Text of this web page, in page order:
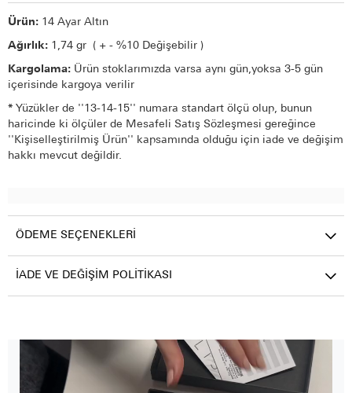
Ürün: 14 Ayar Altın
Ağırlık: 1,74 gr ( + - %10 Değişebilir )
Kargolama: Ürün stoklarımızda varsa aynı gün,yoksa 3-5 gün
içerisinde kargoya verilir
* Yüzükler de ''13-14-15'' numara standart ölçü olup, bunun
haricinde ki ölçüler de Mesafeli Satış Sözleşmesi gereğince
''Kişiselleştirilmiş Ürün'' kapsamında olduğu için iade ve değişim
hakkı mevcut değildir.
ÖDEME SEÇENEKLERI
İADE VE DEĞIŞIM POLITIKASI